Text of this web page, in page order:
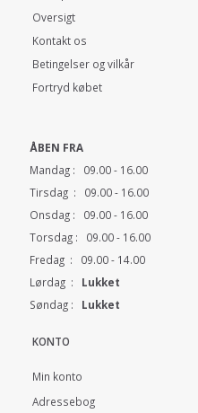
Oversigt
Kontakt os
Betingelser og vilkår
Fortryd købet
ÅBEN FRA
Mandag : 09.00 - 16.00
Tirsdag : 09.00 - 16.00
Onsdag : 09.00 - 16.00
Torsdag : 09.00 - 16.00
Fredag : 09.00 - 14.00
Lørdag : Lukket
Søndag : Lukket
KONTO
Min konto
Adressebog